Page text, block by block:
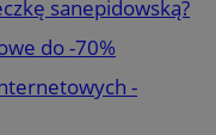
sanepidowską?
do -70%
-